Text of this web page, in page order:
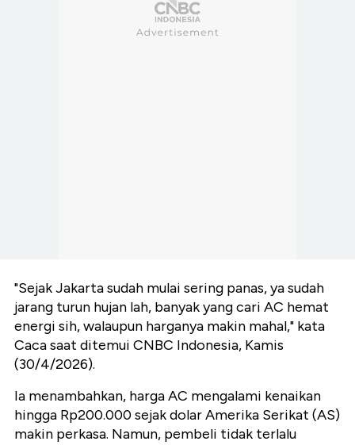
"Sejak Jakarta sudah mulai sering panas, ya sudah
jarang turun hujan lah, banyak yang cari AC hemat
energi sih, walaupun harganya makin mahal," kata
Caca saat ditemui CNBC Indonesia, Kamis
(30/4/2026).
Ia menambahkan, harga AC mengalami kenaikan
hingga Rp200.000 sejak dolar Amerika Serikat (AS)
makin perkasa. Namun, pembeli tidak terlalu